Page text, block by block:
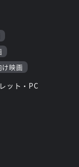
映画
ット・PC